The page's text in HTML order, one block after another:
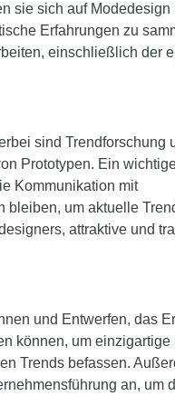
sie sich auf Modedesign
Erfahrungen zu
einschließlich der
sind Trendforschung
Prototypen. Ein
Kommunikation mit
bleiben, um aktuelle
attraktive und
und Entwerfen, das
können, um einzigartige
Trends befassen.
an, um